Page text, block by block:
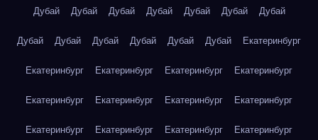
Дубай Дубай Дубай Дубай Дубай Дубай Дубай
Дубай Дубай Дубай Дубай Дубай Дубай Екатеринбург
Екатеринбург Екатеринбург Екатеринбург Екатеринбург
Екатеринбург Екатеринбург Екатеринбург Екатеринбург
Екатеринбург Екатеринбург Екатеринбург Екатеринбург